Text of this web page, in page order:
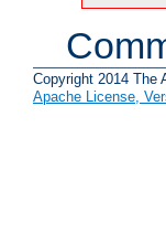
Copyright 2014 The
Apache License,